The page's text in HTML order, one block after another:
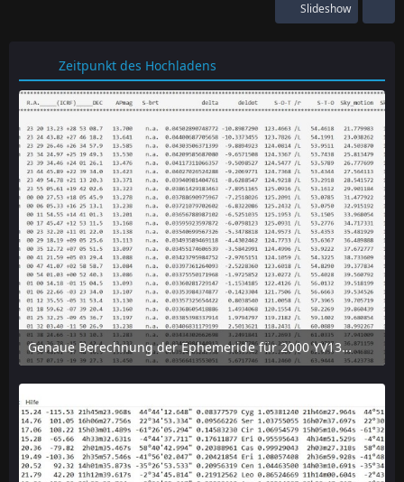
Slideshow
Zeitpunkt des Hochladens
Genaue Berechnung der Ephemeride für 2000 YV137 mit dem online-tool "Horizon" des JPL
6. August 2026 um 15:38